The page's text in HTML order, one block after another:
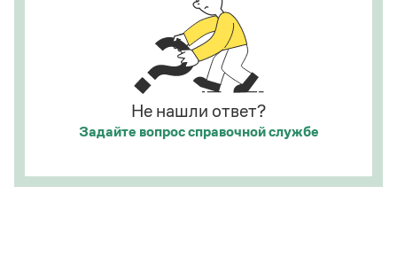
посмотрела на него, как[смотрят
Не нашли ответ?
Задайте вопроссправочной службе